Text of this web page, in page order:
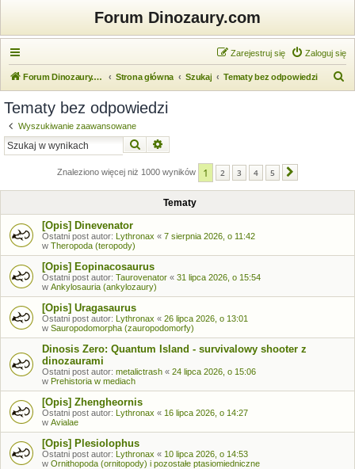
Forum Dinozaury.com
Zaloguj się
Zarejestruj się
Forum Dinozaury.com Strona główna Szukaj Tematy bez odpowiedzi
Tematy bez odpowiedzi
Wyszukiwanie zaawansowane
Szukaj
Znaleziono więcej niż 1000 wyników 1 2 3 4 5
Tematy
[Opis] Dinevenator
Ostatni post autor: Lythronax « 7 sierpnia 2026, o 11:42
w Theropoda (teropody)
[Opis] Eopinacosaurus
Ostatni post autor: Taurovenator « 31 lipca 2026, o 15:54
w Ankylosauria (ankylozaury)
[Opis] Uragasaurus
Ostatni post autor: Lythronax « 26 lipca 2026, o 13:01
w Sauropodomorpha (zauropodomorfy)
Dinosis Zero: Quantum Island - survivalowy shooter z
dinozaurami
Ostatni post autor: metalictrash « 24 lipca 2026, o 15:06
w Prehistoria w mediach
[Opis] Zhengheornis
Ostatni post autor: Lythronax « 16 lipca 2026, o 14:27
w Avialae
[Opis] Plesiolophus
Ostatni post autor: Lythronax « 10 lipca 2026, o 14:53
w Ornithopoda (ornitopody) i pozostałe ptasiomiedniczne